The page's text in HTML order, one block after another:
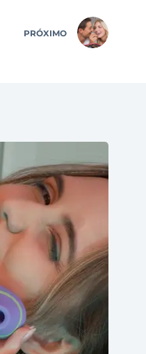
PRÓXIMO